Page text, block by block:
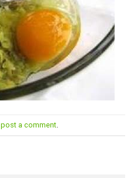
post a comment